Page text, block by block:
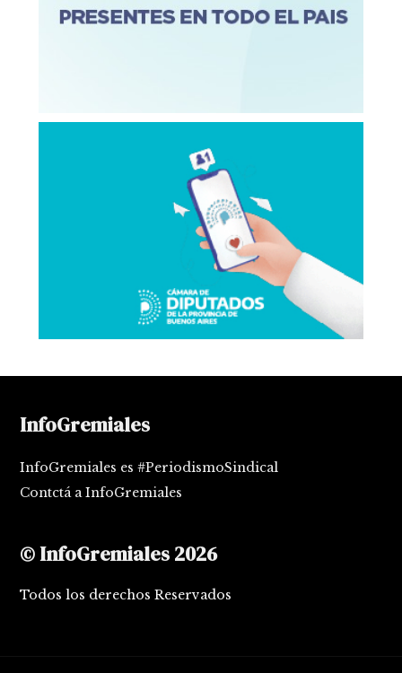
InfoGremiales
InfoGremiales es #PeriodismoSindical
Contctá a InfoGremiales
© InfoGremiales 2026
Todos los derechos Reservados